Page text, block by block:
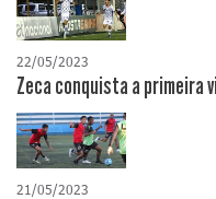
22/05/2023
Zeca conquista a primeira
21/05/2023